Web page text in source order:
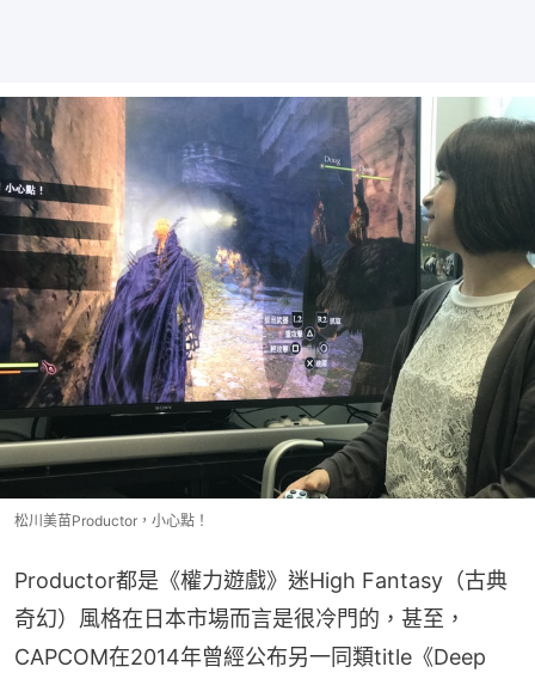
松川美苗Productor，小心點！
Productor都是《權力遊戲》迷High Fantasy（古典
奇幻）風格在日本市場而言是很冷門的，甚至，
CAPCOM在2014年曾經公布另一同類title《Deep